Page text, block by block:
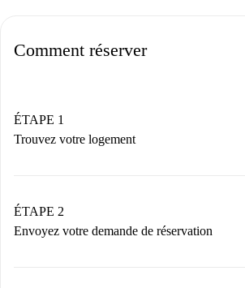
Comment réserver
ÉTAPE 1
Trouvez votre logement
Vous disposez à l’avance de toutes les
nécessaires.
ÉTAPE 2
Envoyez votre demande de réservation